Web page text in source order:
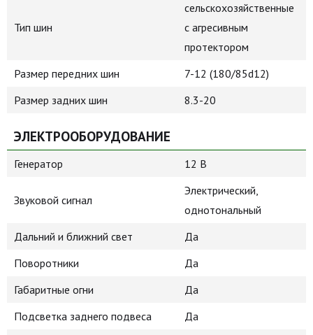
Тип шин
сельскохозяйственные
с агресивным
протектором
Размер передних шин
7-12 (180/85d12)
Размер задних шин
8.3-20
ЭЛЕКТРООБОРУДОВАНИЕ
Генератор 12 В
Звуковой сигнал
Электрический,
однотональный
Дальний и ближний свет
Да
Поворотники
Да
Габаритные огни
Да
Подсветка заднего подвеса
Да